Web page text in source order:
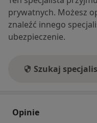
prywatnych. Możesz
znaleźć innego
ubezpieczenie.
Szukaj
Opinie